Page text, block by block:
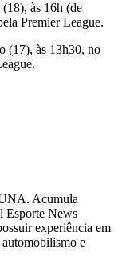
às 16h (de
Premier League.
(17), às 13h30, no
Acumula
Esporte News
experiência em
e